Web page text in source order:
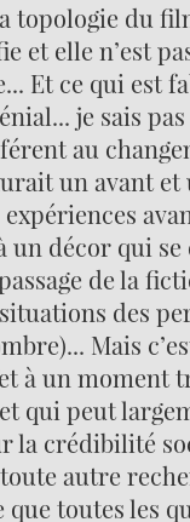
topologie du
et elle n’est
Et ce qui est
je sais
au
un avant
un décor qui
de la
des
Mais
à un moment
qui peut
la crédibilité
autre
toutes les